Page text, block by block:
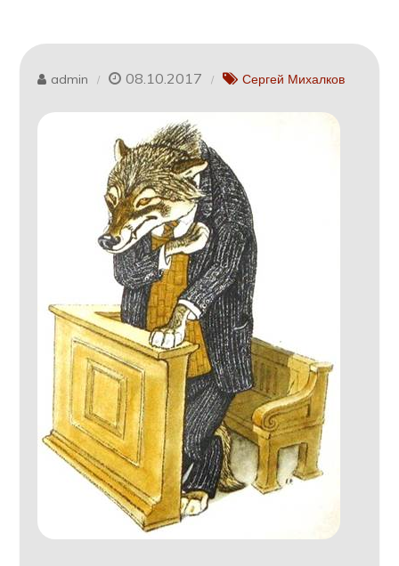
admin 08.10.2017 Сергей Михалков